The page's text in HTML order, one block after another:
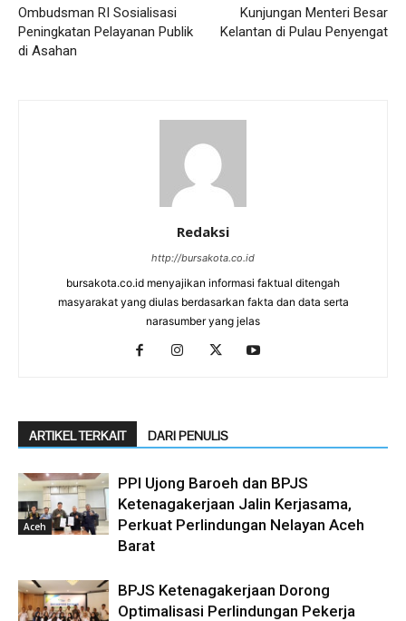
Ombudsman RI Sosialisasi
Peningkatan Pelayanan Publik
di Asahan
Kunjungan Menteri Besar
Kelantan di Pulau Penyengat
Redaksi
http://bursakota.co.id
bursakota.co.id menyajikan informasi faktual ditengah
masyarakat yang diulas berdasarkan fakta dan data serta
narasumber yang jelas
ARTIKEL TERKAIT DARI PENULIS
Aceh
PPI Ujong Baroeh dan BPJS
Ketenagakerjaan Jalin Kerjasama,
Perkuat Perlindungan Nelayan Aceh
Barat
BPJS Ketenagakerjaan Dorong
Optimalisasi Perlindungan Pekerja